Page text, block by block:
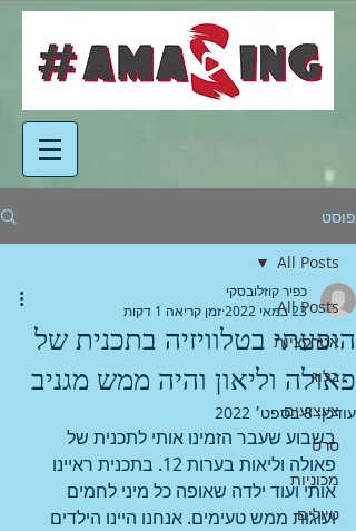
פוסט
All Posts
אטרקציות
בלוג
צעצועים
סרט
מכוניות
טיולים
All Posts
הופעתי בטלוויזיה בתכנית של
פאולה וליאון והיה ממש מגניב
כפיר קוזלובסקי
23 במאי 2022
זמן קריאה 1 דקות
עודכן:8 בספט׳ 2022
בשבוע שעבר הזמינו אותי לתכנית של
פאולה וליאות בערות 12. בתכנית ראיינו
אותי ועוד ילדה שאופה כל מיני לחמים
ועוגות ממש טעימים. אנחנו היינו הילדים